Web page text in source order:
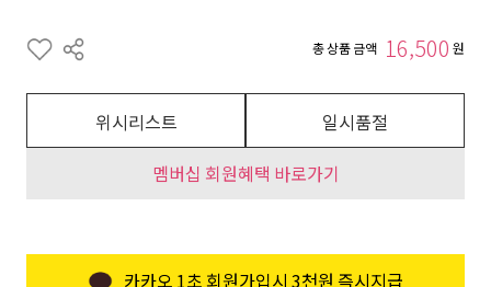
총 상품 금액 16,500 원
위시리스트
일시품절
멤버십 회원혜택 바로가기
카카오 1초 회원가입시 3천원 즉시지급